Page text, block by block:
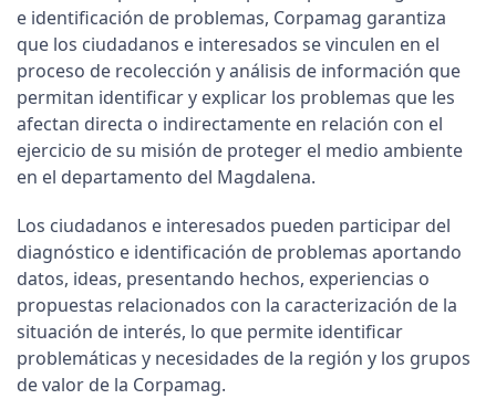
e identificación de problemas, Corpamag garantiza
que los ciudadanos e interesados se vinculen en el
proceso de recolección y análisis de información que
permitan identificar y explicar los problemas que les
afectan directa o indirectamente en relación con el
ejercicio de su misión de proteger el medio ambiente
en el departamento del Magdalena.
Los ciudadanos e interesados pueden participar del
diagnóstico e identificación de problemas aportando
datos, ideas, presentando hechos, experiencias o
propuestas relacionados con la caracterización de la
situación de interés, lo que permite identificar
problemáticas y necesidades de la región y los grupos
de valor de la Corpamag.